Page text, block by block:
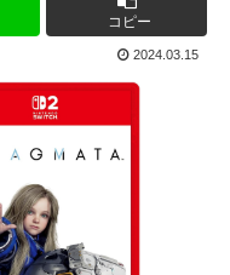
コピー
2024.03.15